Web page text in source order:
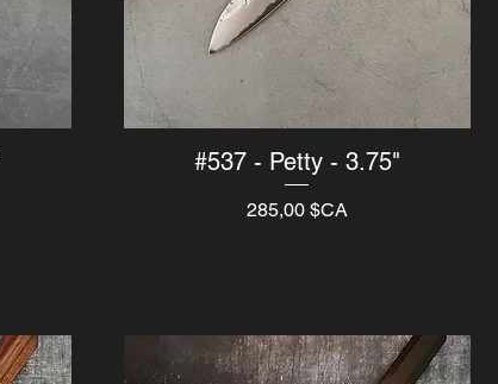
Aperçu rapide
#537 - Petty - 3.75"
Prix
285,00 $CA